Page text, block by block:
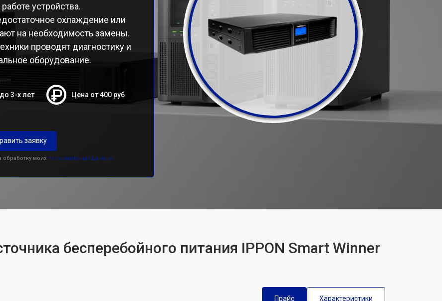
устройства.
охлаждение или
на необходимость замены.
проводят диагностику и
оборудование.
3-х лет Цена от 400 руб
заявку
обработку моих персональных данных.
бесперебойного питания IPPON Smart Winner
Прайс
Характеристики